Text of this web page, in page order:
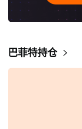
巴菲特持仓